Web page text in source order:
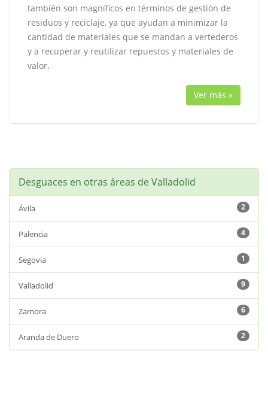
también son magníficos en términos de gestión de
residuos y reciclaje, ya que ayudan a minimizar la
cantidad de materiales que se mandan a vertederos
y a recuperar y reutilizar repuestos y materiales de
valor.
Ver más »
Desguaces en otras áreas de Valladolid
Ávila 2
Palencia 4
Segovia 1
Valladolid 9
Zamora 6
Aranda de Duero 2